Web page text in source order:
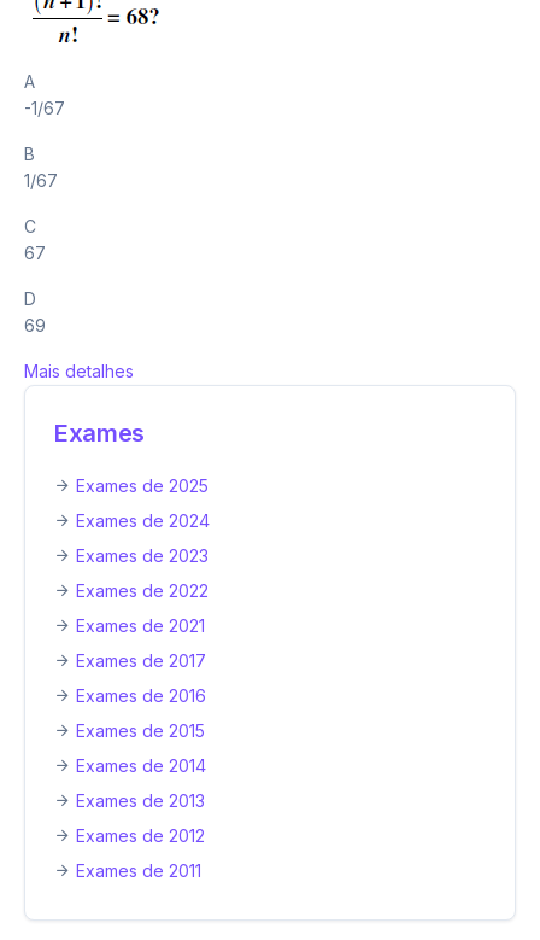
A
-1/67
B
1/67
C
67
D
69
Mais detalhes
Exames
Exames de 2025
Exames de 2024
Exames de 2023
Exames de 2022
Exames de 2021
Exames de 2017
Exames de 2016
Exames de 2015
Exames de 2014
Exames de 2013
Exames de 2012
Exames de 2011